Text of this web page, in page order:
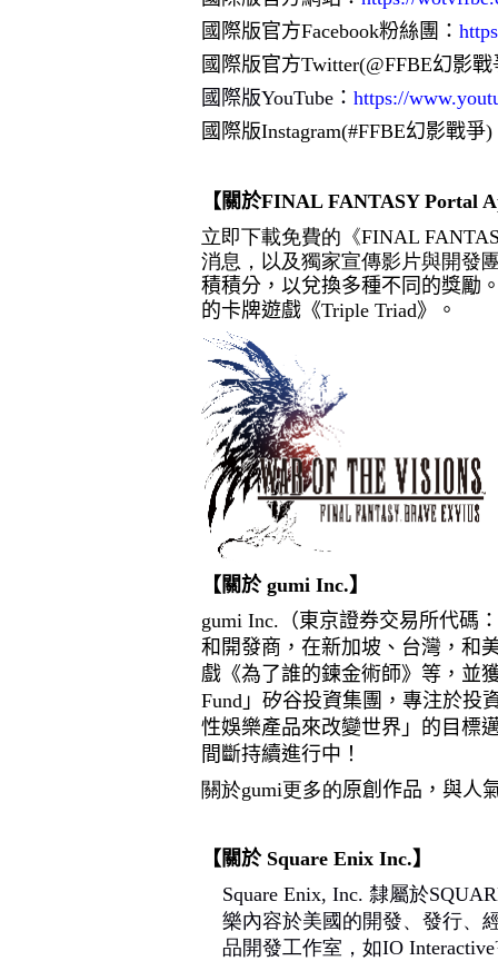
國際版官方Facebook粉絲團：
國際版官方Twitter(@FFBE幻影戰
國際版YouTube ： https://
國際版Instagram(#FFBE幻影戰爭)
【關於FINAL FANTASY Portal
立即下載免費的《FINAL
消息，以及獨家宣傳影片與開發
積積分，以兌換多種不同的獎勵
的卡牌遊戲《Triple Triad》。
【關於 gumi Inc.】
gumi Inc. （東京證券交易所代碼：
和開發商，在新加坡、台灣，和
戲《為了誰的鍊金術師》等，並
Fund 」矽谷投資集團，專注於投
性娛樂產品來改變世界」的目標
間斷持續進行中！
關於gumi更多的原創作品，與人
【關於 Square Enix Inc.】
Square Enix, Inc. 隸屬於
樂內容於美國的開發、發行、
品開發工作室，如IO